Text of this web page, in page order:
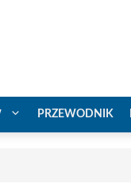
PRZEWODNIK